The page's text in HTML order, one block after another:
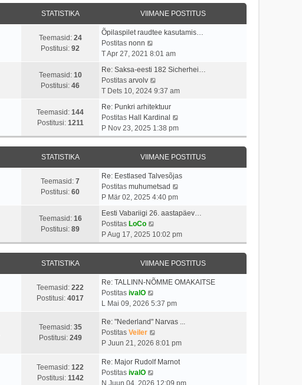
t
s
i
u
t
s
t
p
o
t
i
u
t
i
a
t
o
t
i
t
u
s
t
t
a
v
i
m
a
t
o
s
t
t
s
t
STATISTIKA VIIMANE POSTITUS
Teemasid: 24
Postitusi: 92
Õpilaspilet raudtee kasutamis…
Postitas nonn
a
t
a
v
i
i
m
a
s
t
p
o
s
t
i
t
u
s
t
T Apr 27, 2021 8:01 am
Teemasid: 10
Postitusi: 46
Re: Saksa-eesti 182 Sicherhei…
Postitas arvolv
a
t
a
v
i
a
s
t
o
t
t
s
T Dets 10, 2024 9:37 am
Teemasid: 144
Postitusi: 1211
Re: Punkri arhitektuur
Postitas Hall Kardinal
a
t
a
v
i
a
t
p
o
s
t
i
P Nov 23, 2025 1:38 pm
STATISTIKA VIIMANE POSTITUS
Teemasid: 7
Postitusi: 60
Re: Eestlased Talvesõjas
Postitas muhumetsad
t
v
i
a
o
t
t
P Mär 02, 2025 4:40 pm
Teemasid: 16
Postitusi: 89
Eesti Vabariigi 26. aastapäev…
Postitas LoCo
a
a
t
a
v
i
m
a
s
t
o
P Aug 17, 2025 10:02 pm
STATISTIKA VIIMANE POSTITUS
Teemasid: 222
Postitusi: 4017
Re: TALLINN-NÕMME OMAKAITSE
Postitas ivalO
a
t
a
v
i
L Mai 09, 2026 5:37 pm
Teemasid: 35
Postitusi: 249
Re: "Nederland" Narvas ...
Postitas Veiler
a
t
P Juun 21, 2026 8:01 pm
Teemasid: 122
Postitusi: 1142
Re: Major Rudolf Marnot
Postitas ivalO
a
N Juun 04, 2026 12:09 pm